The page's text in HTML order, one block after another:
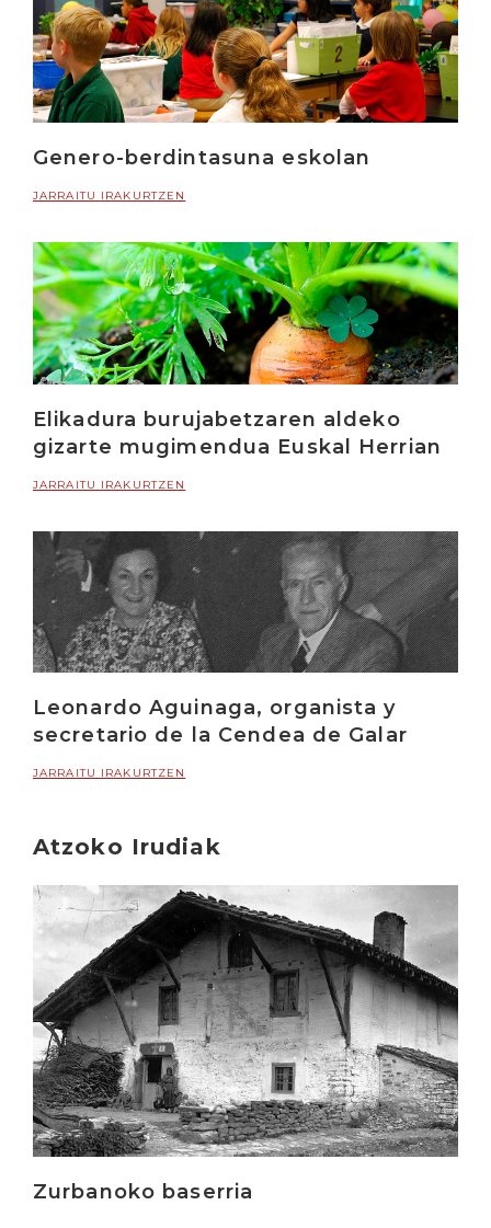
Genero-berdintasuna eskolan
JARRAITU IRAKURTZEN
Elikadura burujabetzaren aldeko
gizarte mugimendua Euskal Herrian
JARRAITU IRAKURTZEN
Leonardo Aguinaga, organista y
secretario de la Cendea de Galar
JARRAITU IRAKURTZEN
Atzoko Irudiak
Zurbanoko baserria
Irakurri